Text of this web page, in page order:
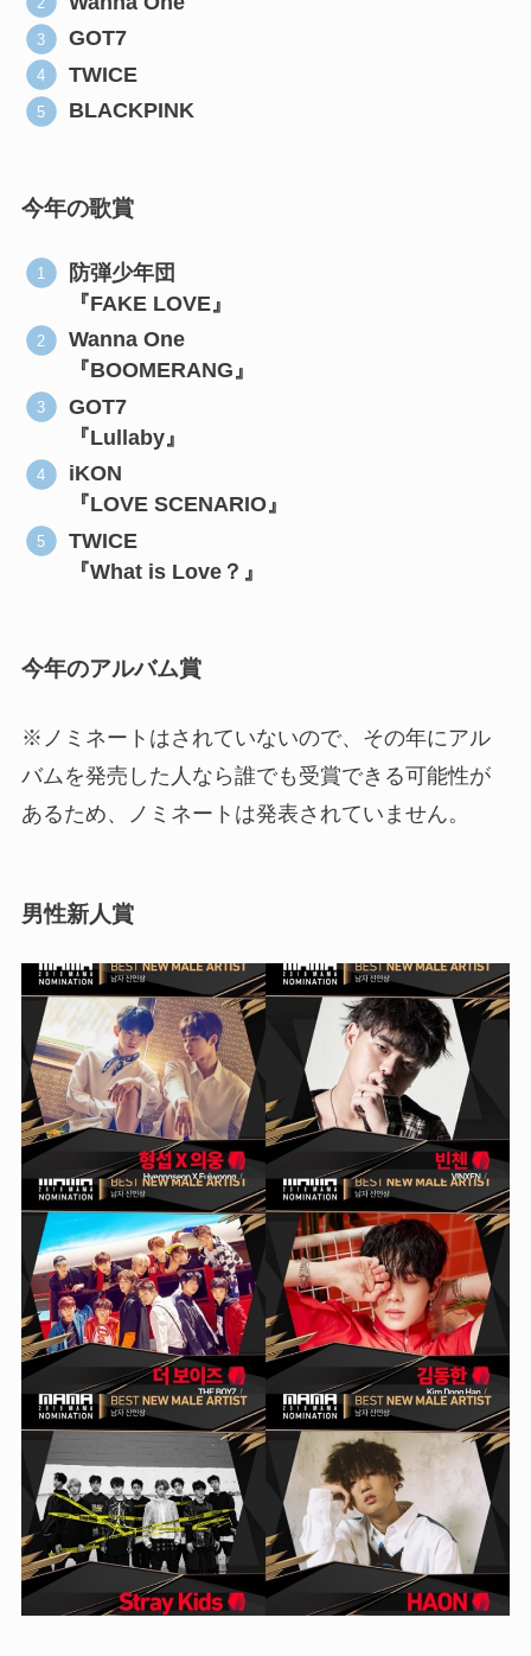
GOT7
TWICE
BLACKPINK
今年の歌賞
防弾少年団
『FAKE LOVE』
Wanna One
『BOOMERANG』
GOT7
『Lullaby』
iKON
『LOVE SCENARIO』
TWICE
『What is Love？』
今年のアルバム賞
※ノミネートはされていないので、その年にアル
バムを発売した人なら誰でも受賞できる可能性が
あるため、ノミネートは発表されていません。
男性新人賞